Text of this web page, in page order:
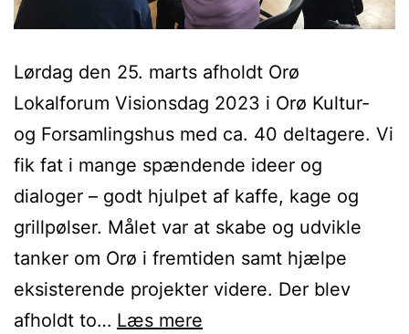
Lørdag den 25. marts afholdt Orø
Lokalforum Visionsdag 2023 i Orø Kultur-
og Forsamlingshus med ca. 40 deltagere. Vi
fik fat i mange spændende ideer og
dialoger – godt hjulpet af kaffe, kage og
grillpølser. Målet var at skabe og udvikle
tanker om Orø i fremtiden samt hjælpe
eksisterende projekter videre. Der blev
afholdt to… Læs mere